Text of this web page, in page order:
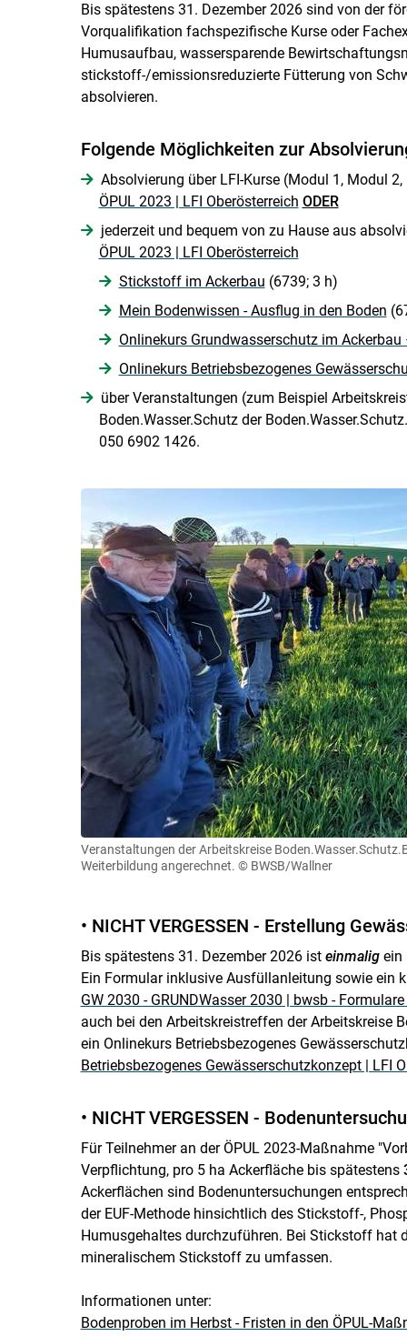
Bis spätestens 31. Dezember 2026 sind von der
Vorqualifikation fachspezifische Kurse oder
Humusaufbau, wassersparende
stickstoff-/emissionsreduzierte Fütterung von
absolvieren.
Folgende Möglichkeiten zur
Absolvierung über LFI-Kurse (Modul 1, Modul
ÖPUL 2023 | LFI Oberösterreich ODER
jederzeit und bequem von zu Hause aus
ÖPUL 2023 | LFI Oberösterreich
Stickstoff im Ackerbau (6739; 3 h)
Mein Bodenwissen - Ausflug in den Boden
Onlinekurs Grundwasserschutz im
Onlinekurs Betriebsbezogenes
über Veranstaltungen (zum Beispiel
Boden.Wasser.Schutz der
050 6902 1426.
Veranstaltungen der Arbeitskreise
Weiterbildung angerechnet. © BWSB/Wallner
• NICHT VERGESSEN - Erstellung
Bis spätestens 31. Dezember 2026 ist einmalig ein
Ein Formular inklusive Ausfüllanleitung sowie ein
GW 2030 - GRUNDWasser 2030 | bwsb -
auch bei den Arbeitskreistreffen der Arbeitskreise
ein Onlinekurs Betriebsbezogenes
Betriebsbezogenes Gewässerschutzkonzept | LFI
• NICHT VERGESSEN -
Für Teilnehmer an der ÖPUL 2023-Maßnahme
Verpflichtung, pro 5 ha Ackerfläche bis spätestens
Ackerflächen sind Bodenuntersuchungen
der EUF-Methode hinsichtlich des Stickstoff-,
Humusgehaltes durchzuführen. Bei Stickstoff hat
mineralischem Stickstoff zu umfassen.
Informationen unter:
Bodenproben im Herbst - Fristen in den ÖPUL-